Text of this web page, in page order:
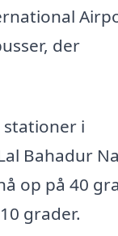
der
i
Bahadur
op på 40
grader.